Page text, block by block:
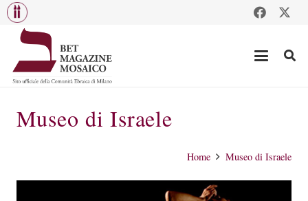
Museo di Israele
Home Museo di Israele